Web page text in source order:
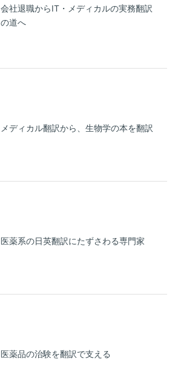
会社退職からIT・メディカルの実務翻訳
の道へ
メディカル翻訳から、生物学の本を翻訳
医薬系の日英翻訳にたずさわる専門家
医薬品の治験を翻訳で支える